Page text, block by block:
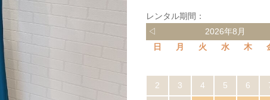
レンタル期間：
◁
2026年8月
日
月 火 水 木
2 3 4 5 6